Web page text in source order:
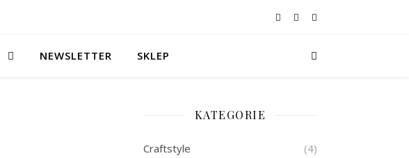
NEWSLETTER SKLEP
KATEGORIE
Craftstyle (4)